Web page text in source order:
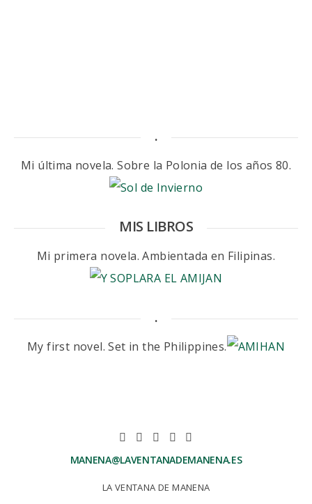
.
Mi última novela. Sobre la Polonia de los años 80.
MIS LIBROS
Mi primera novela. Ambientada en Filipinas.
.
My first novel. Set in the Philippines.
MANENA@LAVENTANADEMANENA.ES
LA VENTANA DE MANENA